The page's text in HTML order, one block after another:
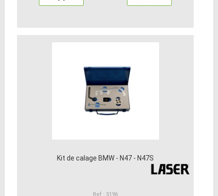
Kit de calage BMW - N47 - N47S
Ref : 5196